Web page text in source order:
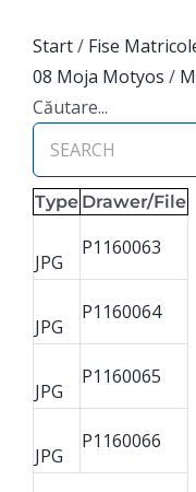
Start/ Fise
08 Moja Motyos /
Căutare...
Type Drawer/File
JPG
P1160063
JPG
P1160064
JPG
P1160065
JPG
P1160066